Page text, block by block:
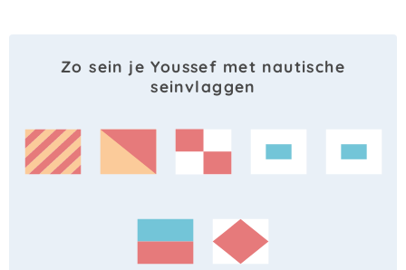
Zo sein je Youssef met nautische
seinvlaggen